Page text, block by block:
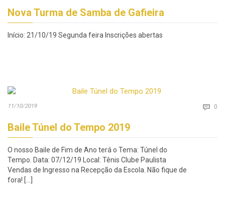
Nova Turma de Samba de Gafieira
Início: 21/10/19 Segunda feira Inscrições abertas
11/10/2019  0
Baile Túnel do Tempo 2019
O nosso Baile de Fim de Ano terá o Tema: Túnel do
Tempo. Data: 07/12/19 Local: Tênis Clube Paulista
Vendas de Ingresso na Recepção da Escola. Não fique de
fora! […]